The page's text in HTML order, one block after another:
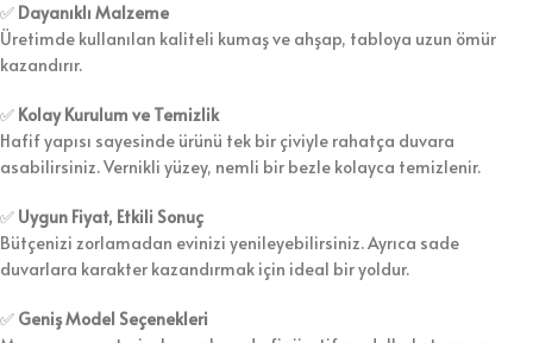
✅ Dayanıklı Malzeme
Üretimde kullanılan kaliteli kumaş ve ahşap, tabloya uzun ömür
kazandırır.
✅ Kolay Kurulum ve Temizlik
Hafif yapısı sayesinde ürünü tek bir çiviyle rahatça duvara
asabilirsiniz. Vernikli yüzey, nemli bir bezle kolayca temizlenir.
✅ Uygun Fiyat, Etkili Sonuç
Bütçenizi zorlamadan evinizi yenileyebilirsiniz. Ayrıca sade
duvarlara karakter kazandırmak için ideal bir yoldur.
✅ Geniş Model Seçenekleri